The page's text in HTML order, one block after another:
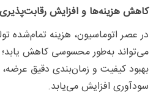
کاهش هزینه‌ها و افزایش رقابت‌پذیری
در عصر اتوماسیون، هزینه تمام‌شده
می‌تواند به‌طور محسوسی کاهش
بهبود کیفیت و زمان‌بندی دقیق عرضه،
سودآوری افزایش می‌یابد.